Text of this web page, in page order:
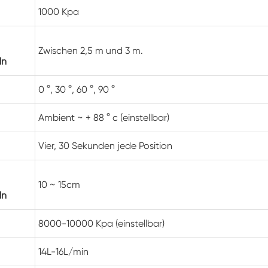
Klimaanlagen kammer mit negativer
Temperatur
klimatische Test kammer
Temperatur-Höhen-Kammer
Feuchte Wärme kammer
Trocken ofen
PV-Panel-Prüfgeräte
PV-Degradationstestkammer
Konditionierung kammer
1000 Kpa
Zwischen 2,5 m und 3 m.
0 °, 30 °, 60 °, 90 °
Ambient ~ + 88 ° c (einstellbar)
Vier, 30 Sekunden jede Position
10 ~ 15cm
8000-10000 Kpa (einstellbar)
14L-16L/min